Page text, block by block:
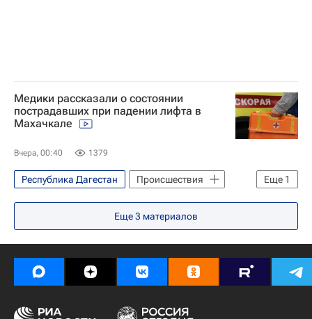
Медики рассказали о состоянии
пострадавших при падении лифта в
Махачкале
Вчера, 00:40 1379
Еще 1
Республика Дагестан
Происшествия
Махачкала
Еще3 материалов